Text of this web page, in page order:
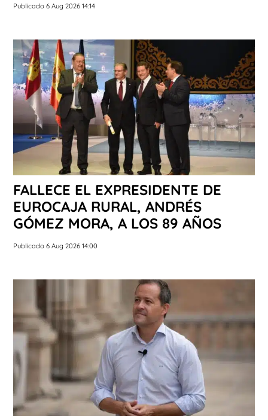
Publicado 6 Aug 2026 14:14
FALLECE EL EXPRESIDENTE DE
EUROCAJA RURAL, ANDRÉS
GÓMEZ MORA, A LOS 89 AÑOS
Publicado 6 Aug 2026 14:00